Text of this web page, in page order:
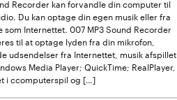
Recorder kan forvandle din computer til
Du kan optage din egen musik eller fra
som Internettet. 007 MP3 Sound Recorder
til at optage lyden fra din mikrofon,
udsendelser fra Internettet, musik afspillet
Media Player; QuickTime; RealPlayer,
i ccomputerspil og […]